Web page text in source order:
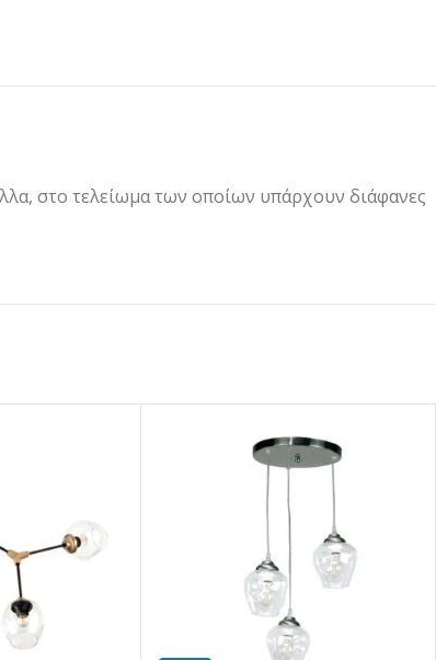
στο τελείωμα των οποίων υπάρχουν διάφανες